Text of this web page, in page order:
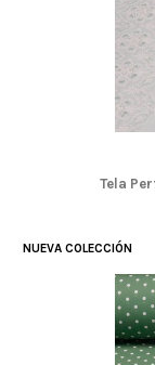
Tela
NUEVA COLECCIÓN